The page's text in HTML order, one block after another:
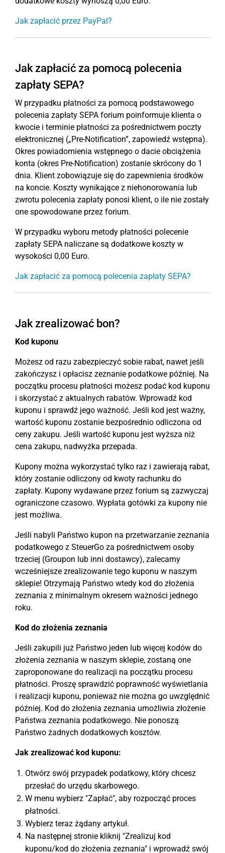
Jak zapłacić przez PayPal?
Jak zapłacić za pomocą polecenia
zapłaty SEPA?
W przypadku płatności za pomocą podstawowego
polecenia zapłaty SEPA forium poinformuje klienta o
kwocie i terminie płatności za pośrednictwem poczty
elektronicznej („Pre-Notification”, zapowiedź wstępna).
Okres powiadomienia wstępnego o dacie obciążenia
konta (okres Pre-Notification) zostanie skrócony do 1
dnia. Klient zobowiązuje się do zapewnienia środków
na koncie. Koszty wynikające z niehonorowania lub
zwrotu polecenia zapłaty ponosi klient, o ile nie zostały
one spowodowane przez forium.
W przypadku wyboru metody płatności polecenie
zapłaty SEPA naliczane są dodatkowe koszty w
wysokości 0,00 Euro.
Jak zapłacić za pomocą polecenia zapłaty SEPA?
Jak zrealizować bon?
Kod kuponu
Możesz od razu zabezpieczyć sobie rabat, nawet jeśli
zakończysz i opłacisz zeznanie podatkowe później. Na
początku procesu płatności możesz podać kod kuponu
i skorzystać z aktualnych rabatów. Wprowadź kod
kuponu i sprawdź jego ważność. Jeśli kod jest ważny,
wartość kuponu zostanie bezpośrednio odliczona od
ceny zakupu. Jeśli wartość kuponu jest wyższa niż
cena zakupu, nadwyżka przepada.
Kupony można wykorzystać tylko raz i zawierają rabat,
który zostanie odliczony od kwoty rachunku do
zapłaty. Kupony wydawane przez forium są zazwyczaj
ograniczone czasowo. Wypłata gotówki za kupony nie
jest możliwa.
Jeśli nabyli Państwo kupon na przetwarzanie zeznania
podatkowego z SteuerGo za pośrednictwem osoby
trzeciej (Groupon lub inni dostawcy), zalecamy
wcześniejsze zrealizowanie tego kuponu w naszym
sklepie! Otrzymają Państwo wtedy kod do złożenia
zeznania z minimalnym okresem ważności jednego
roku.
Kod do złożenia zeznania
Jeśli zakupili już Państwo jeden lub więcej kodów do
złożenia zeznania w naszym sklepie, zostaną one
zaproponowane do realizacji na początku procesu
płatności. Proszę sprawdzić poprawność wyświetlania
i realizacji kuponu, ponieważ nie można go uwzględnić
później. Kod do złożenia zeznania umożliwia złożenie
Państwa zeznania podatkowego. Nie ponoszą
Państwo żadnych dodatkowych kosztów.
Jak zrealizować kod kuponu:
Otwórz swój przypadek podatkowy, który chcesz
przesłać do urzędu skarbowego.
W menu wybierz "Zapłać", aby rozpocząć proces
płatności.
Wybierz teraz żądany artykuł.
Na następnej stronie kliknij "Zrealizuj kod
kuponu/kod do złożenia zeznania" i wprowadź swój